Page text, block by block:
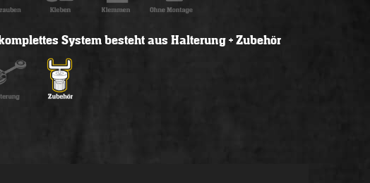
System besteht aus Halterung + Zubehör